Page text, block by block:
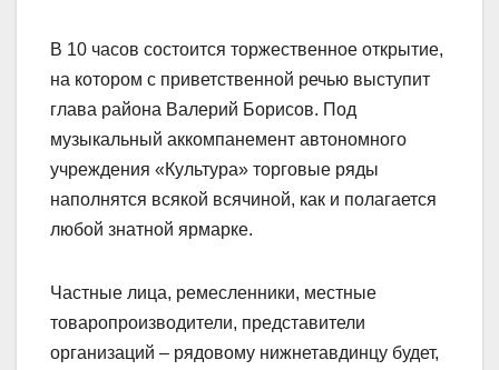
В 10 часов состоится торжественное открытие,
на котором с приветственной речью выступит
глава района Валерий Борисов. Под
музыкальный аккомпанемент автономного
учреждения «Культура» торговые ряды
наполнятся всякой всячиной, как и полагается
любой знатной ярмарке.
Частные лица, ремесленники, местные
товаропроизводители, представители
организаций – рядовому нижнетавдинцу будет,